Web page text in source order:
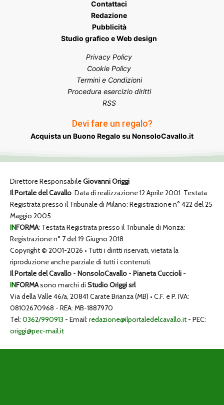
Contattaci
Redazione
Pubblicità
Studio grafico e Web design
Privacy Policy
Cookie Policy
Termini e Condizioni
Procedura esercizio diritti
RSS
Devi fare un regalo?
Acquista un Buono Regalo su NonsoloCavallo.it
Direttore ResponsabileGiovanni Origgi
Il Portale del Cavallo: Data di realizzazione 12 Aprile 2001. Testata
Registrata presso il Tribunale di Milano: Registrazione n° 422 del 25
Maggio 2005
INFORMA: Testata Registrata presso il Tribunale di Monza:
Registrazione n° 7 del 19 Giugno 2018
Copyright © 2001-2026 • Tutti i diritti riservati, vietata la
riproduzione anche parziale di tutti i contenuti.
Il Portale del Cavallo - NonsoloCavallo - Pianeta Cuccioli -
INFORMAsono marchi di Studio Origgi srl
Via della Valle 46/a, 20841 Carate Brianza (MB) • C.F. e P. IVA:
08102670968 - REA: MB-1887970
Tel: 0362/990913 - Email: redazione@ilportaledelcavallo.it - PEC:
origgi@pec-mail.it